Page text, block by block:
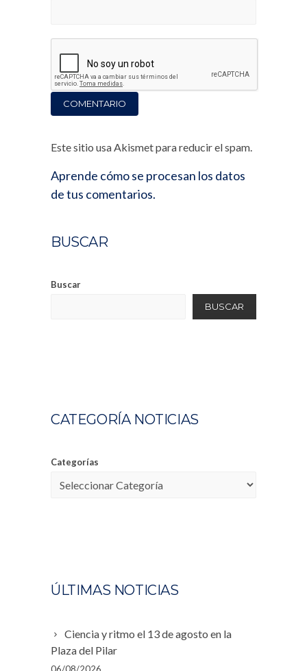
Este sitio usa Akismet para reducir el spam.
Aprende cómo se procesan los datos
de tus comentarios.
BUSCAR
Buscar
BUSCAR
CATEGORÍA NOTICIAS
Categorías
ÚLTIMAS NOTICIAS
Ciencia y ritmo el 13 de agosto en la
Plaza del Pilar